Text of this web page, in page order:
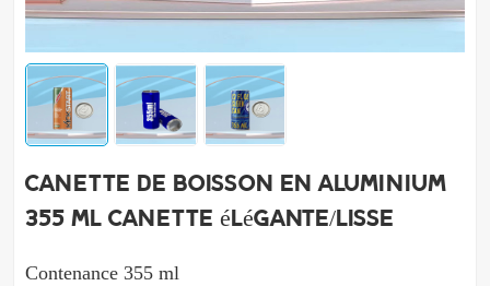
Canette de boisson en aluminium
355 ml Canette élégante/lisse
Contenance 355 ml